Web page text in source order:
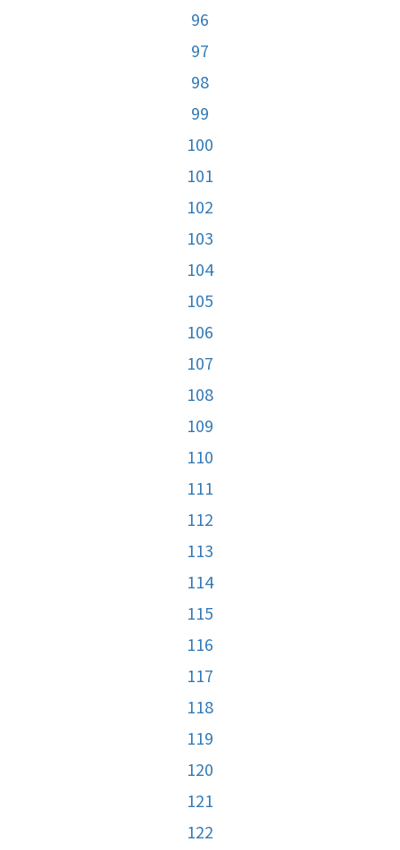
96
97
98
99
100
101
102
103
104
105
106
107
108
109
110
111
112
113
114
115
116
117
118
119
120
121
122